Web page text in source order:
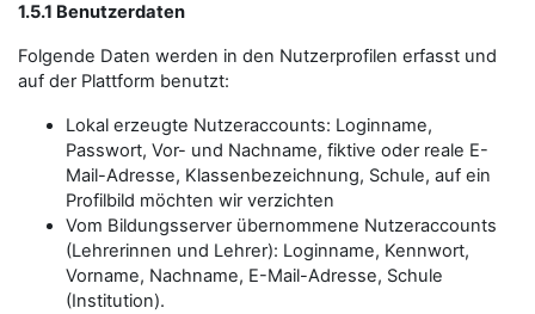
1.5.1 Benutzerdaten
Folgende Daten werden in den Nutzerprofilen erfasst und
auf der Plattform benutzt:
Lokal erzeugte Nutzeraccounts: Loginname,
Passwort, Vor- und Nachname, fiktive oder reale E-
Mail-Adresse, Klassenbezeichnung, Schule, auf ein
Profilbild möchten wir verzichten
Vom Bildungsserver übernommene Nutzeraccounts
(Lehrerinnen und Lehrer): Loginname, Kennwort,
Vorname, Nachname, E-Mail-Adresse, Schule
(Institution).